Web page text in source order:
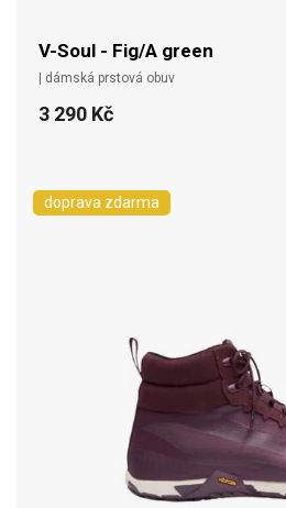
V-Soul - Fig/A green
| dámská prstová obuv
3 290 Kč
doprava zdarma